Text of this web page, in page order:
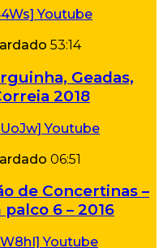
53:14
Geadas,
2018
06:51
de Concertinas –
6 – 2016